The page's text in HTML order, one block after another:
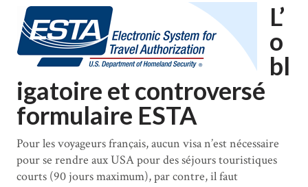
L’
o
bl
igatoire et controversé
formulaire ESTA
Pour les voyageurs français, aucun visa n’est nécessaire
pour se rendre aux USA pour des séjours touristiques
courts (90 jours maximum), par contre, il faut